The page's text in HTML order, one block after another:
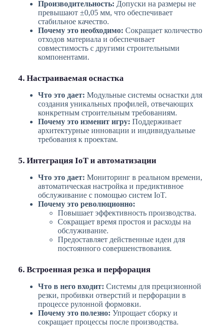
Производительность: Допуски на размеры не
превышают ±0,05 мм, что обеспечивает
стабильное качество.
Почему это необходимо: Сокращает количество
отходов материала и обеспечивает
совместимость с другими строительными
компонентами.
4. Настраиваемая оснастка
Что это дает: Модульные системы оснастки для
создания уникальных профилей, отвечающих
конкретным строительным требованиям.
Почему это изменит игру: Поддерживает
архитектурные инновации и индивидуальные
требования к проектам.
5. Интеграция IoT и автоматизации
Что это дает: Мониторинг в реальном времени,
автоматическая настройка и предиктивное
обслуживание с помощью систем IoT.
Почему это революционно:
Повышает эффективность производства.
Сокращает время простоя и расходы на
обслуживание.
Предоставляет действенные идеи для
постоянного совершенствования.
6. Встроенная резка и перфорация
Что в него входит: Системы для прецизионной
резки, пробивки отверстий и перфорации в
процессе рулонной формовки.
Почему это полезно: Упрощает сборку и
сокращает процессы после производства.